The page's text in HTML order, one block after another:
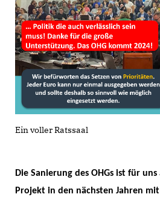
Ein voller Ratssaal
Die Sanierung des OHGs ist für uns
Projekt in den nächsten Jahren